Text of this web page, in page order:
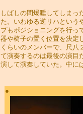
ばしの間爆睡してしまっ
。いわゆる逆リハという
もポジショニングを行っ
や椅子の置く位置を決定
らいのメンバーで、尺八
演奏するのは最後の演目
して演奏していた。中に
●